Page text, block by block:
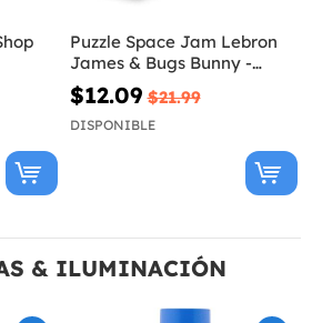
Puzzle Space Jam Lebron
James & Bugs Bunny -
Looney Tunes
$12.09 $21.99
DISPONIBLE
& ILUMINACIÓN